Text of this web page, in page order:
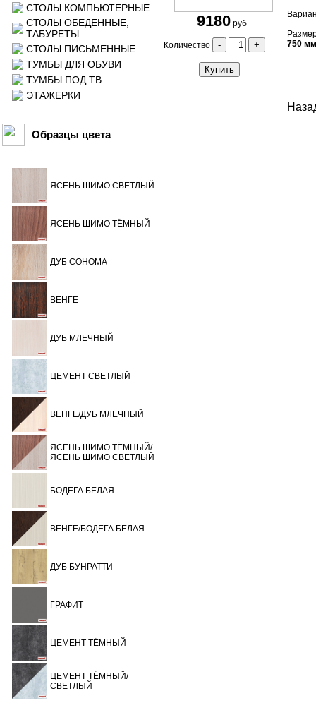
СТОЛЫ КОМПЬЮТЕРНЫЕ
СТОЛЫ ОБЕДЕННЫЕ,
ТАБУРЕТЫ
СТОЛЫ ПИСЬМЕННЫЕ
ТУМБЫ ДЛЯ ОБУВИ
ТУМБЫ ПОД ТВ
ЭТАЖЕРКИ
Образцы цвета
ЯСЕНЬ ШИМО СВЕТЛЫЙ
ЯСЕНЬ ШИМО ТЁМНЫЙ
ДУБ СОНОМА
ВЕНГЕ
ДУБ МЛЕЧНЫЙ
ЦЕМЕНТ СВЕТЛЫЙ
ВЕНГЕ/ДУБ МЛЕЧНЫЙ
ЯСЕНЬ ШИМО ТЁМНЫЙ/
ЯСЕНЬ ШИМО СВЕТЛЫЙ
БОДЕГА БЕЛАЯ
ВЕНГЕ/БОДЕГА БЕЛАЯ
ДУБ БУНРАТТИ
ГРАФИТ
ЦЕМЕНТ ТЁМНЫЙ
ЦЕМЕНТ ТЁМНЫЙ/
СВЕТЛЫЙ
9180 руб
Количество - +
Купить
750